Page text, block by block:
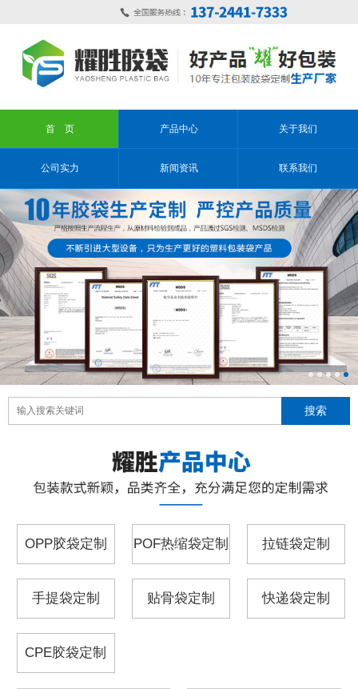
首 页 产品中心 关于我们
公司实力 新闻资讯 联系我们
OPP胶袋定制 POF热缩袋定制 拉链袋定制
手提袋定制 贴骨袋定制 快递袋定制
CPE胶袋定制